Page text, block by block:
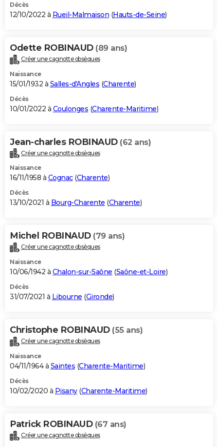
Décès
12/10/2022 à Rueil-Malmaison (Hauts-de-Seine)
Odette ROBINAUD (89 ans)
Créer une cagnotte obsèques
Naissance
15/01/1932 à Salles-d'Angles (Charente)
Décès
10/01/2022 à Coulonges (Charente-Maritime)
Jean-charles ROBINAUD (62 ans)
Créer une cagnotte obsèques
Naissance
16/11/1958 à Cognac(Charente)
Décès
13/10/2021 à Bourg-Charente (Charente)
Michel ROBINAUD (79 ans)
Créer une cagnotte obsèques
Naissance
10/06/1942 à Chalon-sur-Saône (Saône-et-Loire)
Décès
31/07/2021 à Libourne (Gironde)
Christophe ROBINAUD (55 ans)
Créer une cagnotte obsèques
Naissance
04/11/1964 à Saintes (Charente-Maritime)
Décès
10/02/2020 à Pisany(Charente-Maritime)
Patrick ROBINAUD (67 ans)
Créer une cagnotte obsèques